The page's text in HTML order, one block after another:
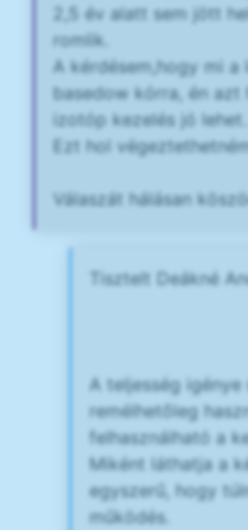
2,5 év alatt sem jött
romlik.
A kérdésem,hogy mi
basedow kórra, én azt
izotóp kezelés jó lehet.
Ezt hol
Válaszát hálásan
Tisztelt Deákné
A teljesség igénye
remélhetőleg
felhasználható a
Miként láthatja a
egyszerű, hogy
működés.